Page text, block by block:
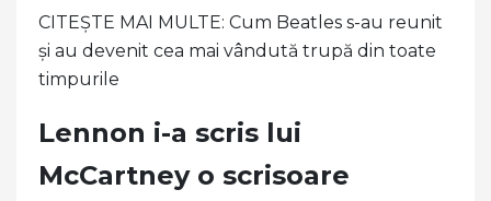
CITEȘTE MAI MULTE: Cum Beatles s-au reunit
și au devenit cea mai vândută trupă din toate
timpurile
Lennon i-a scris lui
McCartney o scrisoare